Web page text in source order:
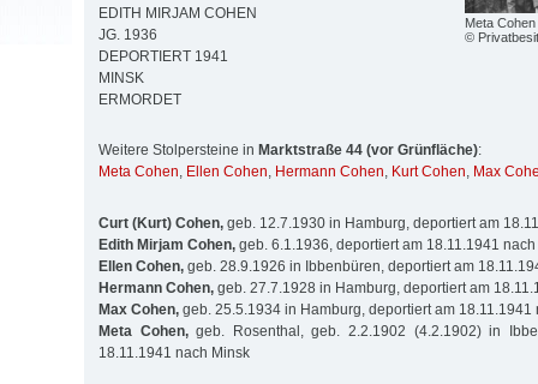
Meta
©
EDITH MIRJAM COHEN
JG. 1936
DEPORTIERT 1941
MINSK
ERMORDET
Weitere Stolpersteine in Marktstraße 44 (vor Grünfläche):
Meta Cohen, Ellen Cohen, Hermann Cohen, Kurt Cohen, Max
Curt (Kurt) Cohen, geb. 12.7.1930 in Hamburg, deportiert am
Edith Mirjam Cohen, geb. 6.1.1936, deportiert am 18.11.1941
Ellen Cohen, geb. 28.9.1926 in Ibbenbüren, deportiert am
Hermann Cohen, geb. 27.7.1928 in Hamburg, deportiert am
Max Cohen, geb. 25.5.1934 in Hamburg, deportiert am 18.11.1941
Meta Cohen,geb. Rosenthal, geb. 2.2.1902 (4.2.1902) in
18.11.1941 nach Minsk